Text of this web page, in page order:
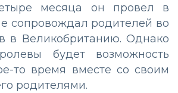
месяца он провел в
сопровождал родителей во
в Великобританию. Однако
будет возможность
то время вместе со своим
родителями.